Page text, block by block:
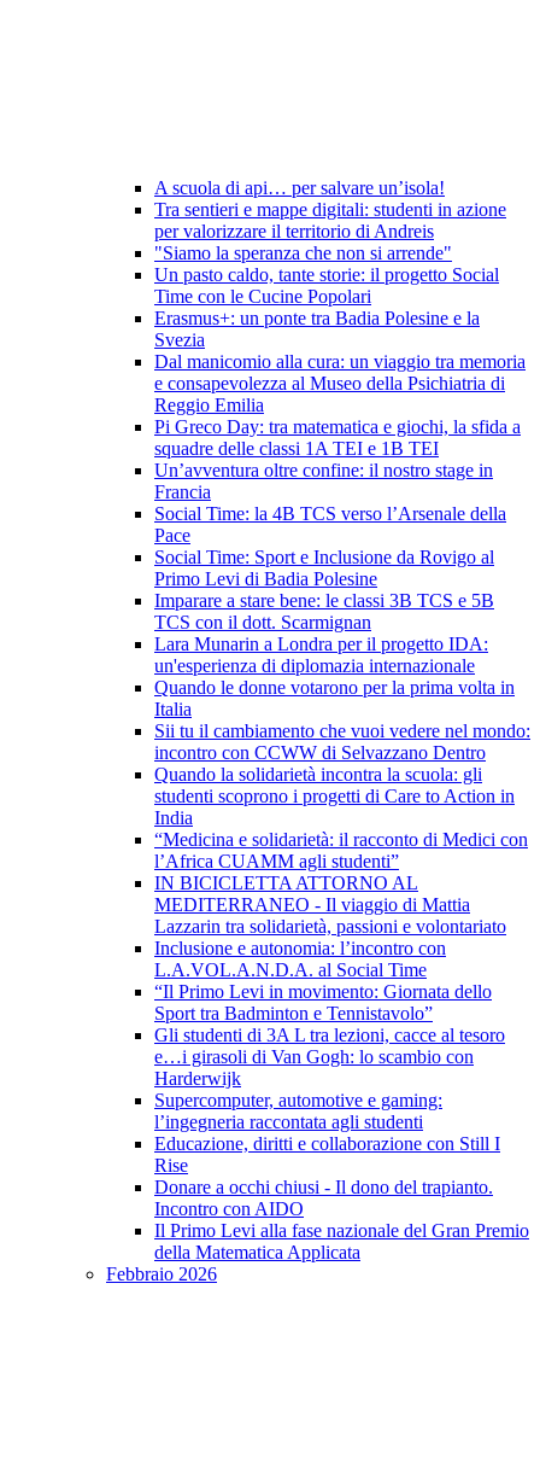
A scuola di api… per salvare un’isola!
Tra sentieri e mappe digitali: studenti in azione
per valorizzare il territorio di Andreis
"Siamo la speranza che non si arrende"
Un pasto caldo, tante storie: il progetto Social
Time con le Cucine Popolari
Erasmus+: un ponte tra Badia Polesine e la
Svezia
Dal manicomio alla cura: un viaggio tra memoria
e consapevolezza al Museo della Psichiatria di
Reggio Emilia
Pi Greco Day: tra matematica e giochi, la sfida a
squadre delle classi 1A TEI e 1B TEI
Un’avventura oltre confine: il nostro stage in
Francia
Social Time: la 4B TCS verso l’Arsenale della
Pace
Social Time: Sport e Inclusione da Rovigo al
Primo Levi di Badia Polesine
Imparare a stare bene: le classi 3B TCS e 5B
TCS con il dott. Scarmignan
Lara Munarin a Londra per il progetto IDA:
un'esperienza di diplomazia internazionale
Quando le donne votarono per la prima volta in
Italia
Sii tu il cambiamento che vuoi vedere nel mondo:
incontro con CCWW di Selvazzano Dentro
Quando la solidarietà incontra la scuola: gli
studenti scoprono i progetti di Care to Action in
India
“Medicina e solidarietà: il racconto di Medici con
l’Africa CUAMM agli studenti”
IN BICICLETTA ATTORNO AL
MEDITERRANEO - Il viaggio di Mattia
Lazzarin tra solidarietà, passioni e volontariato
Inclusione e autonomia: l’incontro con
L.A.VOL.A.N.D.A. al Social Time
“Il Primo Levi in movimento: Giornata dello
Sport tra Badminton e Tennistavolo”
Gli studenti di 3A L tra lezioni, cacce al tesoro
e…i girasoli di Van Gogh: lo scambio con
Harderwijk
Supercomputer, automotive e gaming:
l’ingegneria raccontata agli studenti
Educazione, diritti e collaborazione con Still I
Rise
Donare a occhi chiusi - Il dono del trapianto.
Incontro con AIDO
Il Primo Levi alla fase nazionale del Gran Premio
della Matematica Applicata
Febbraio 2026